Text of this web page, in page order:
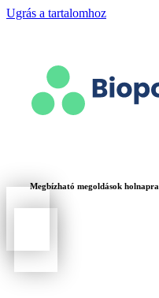
Ugrás a tartalomhoz
Megbízható megoldások holnapra